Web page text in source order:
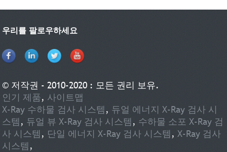
우리를 팔로우하세요
© 저작권 - 2010-2020 : 모든 권리 보유.
인기 제품, 사이트맵
X-Ray 수하물 검사 시스템, 듀얼 에너지 X-Ray 검사 시
스템, 듀얼 뷰 X-Ray 검사 시스템, 수하물 소포 X-Ray 검
사 시스템, 단일 에너지 X-Ray 검사 시스템,X-Ray 검사
시스템,